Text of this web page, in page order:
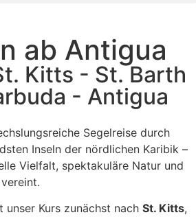
ab Antigua
Kitts - St. Barth
- Antigua
Segelreise durch
Inseln der nördlichen Karibik –
Vielfalt, spektakuläre Natur und
unser Kurs zunächst nach St. Kitts,